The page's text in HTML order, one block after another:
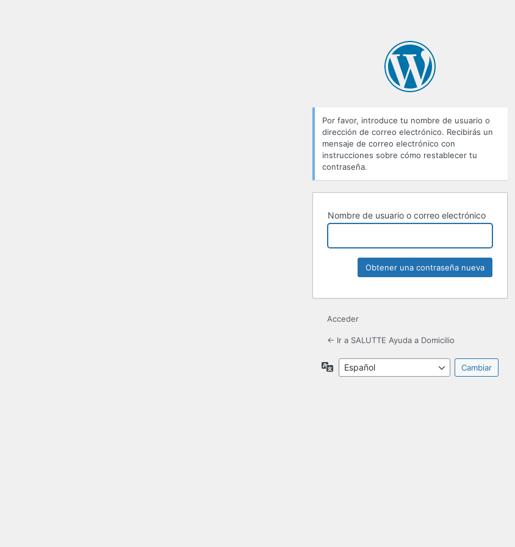
Por favor, introduce tu nombre de usuario o
dirección de correo electrónico. Recibirás un
mensaje de correo electrónico con
instrucciones sobre cómo restablecer tu
contraseña.
Nombre de usuario o correo electrónico
Acceder
← Ir a SALUTTE Ayuda a Domicilio
Idioma